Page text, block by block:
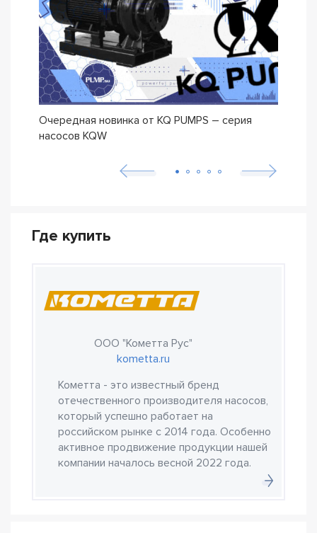
Очередная новинка от KQ PUMPS – серия
насосов KQW
Где купить
ООО "Кометта Рус"
kometta.ru
Кометта - это известный бренд
отечественного производителя насосов,
который успешно работает на
российском рынке с 2014 года. Особенно
активное продвижение продукции нашей
компании началось весной 2022 года.